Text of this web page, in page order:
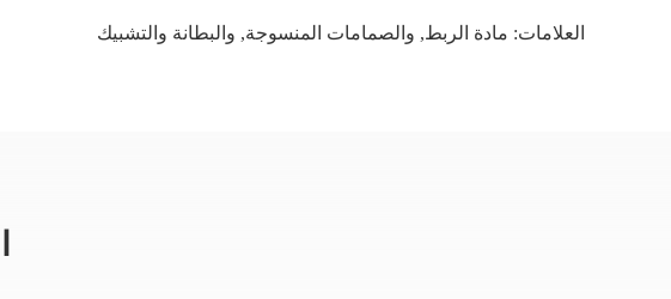
العلامات: مادة الربط, والصمامات المنسوجة, والبطانة والتشبيك